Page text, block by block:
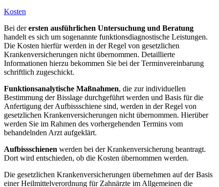
Kosten
Bei derersten ausführlichen Untersuchung und Beratung
handelt es sich um sogenannte funktionsdiagnostische Leistungen.
Die Kosten hierfür werden in der Regel von gesetzlichen
Krankenversicherungen nicht übernommen. Detaillierte
Informationen hierzu bekommen Sie bei der Terminvereinbarung
schriftlich zugeschickt.
Funktionsanalytische Maßnahmen, die zur individuellen
Bestimmung der Bisslage durchgeführt werden und Basis für die
Anfertigung der Aufbiss­schiene sind, werden in der Regel von
gesetzlichen Krankenversicherungen nicht übernommen. Hierüber
werden Sie im Rahmen des vorhergehenden Termins vom
behandelnden Arzt aufgeklärt.
Aufbissschienen werden bei der Krankenver­sicherung beantragt.
Dort wird entschieden, ob die Kosten übernommen werden.
Die gesetzlichen Krankenversicherungen über­nehmen auf der Basis
einer Heilmittelverordnung für Zahnärzte im Allgemeinen die